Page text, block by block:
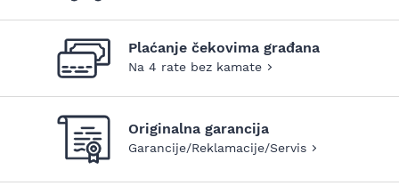
Plaćanje čekovima građana
Na 4 rate bez kamate
Originalna garancija
Garancije/Reklamacije/Servis